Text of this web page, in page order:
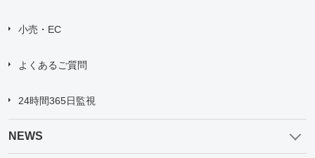
小売・EC
よくあるご質問
24時間365日監視
NEWS